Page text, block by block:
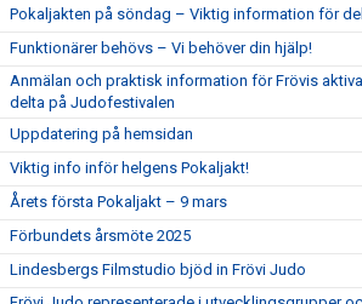
Pokaljakten på söndag – Viktig information för
Funktionärer behövs – Vi behöver din hjälp!
Anmälan och praktisk information för Frövis aktiva
delta på Judofestivalen
Uppdatering på hemsidan
Viktig info inför helgens Pokaljakt!
Årets första Pokaljakt – 9 mars
Förbundets årsmöte 2025
Lindesbergs Filmstudio bjöd in Frövi Judo